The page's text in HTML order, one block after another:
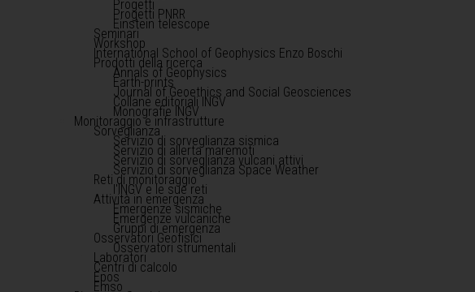
Progetti
Progetti PNRR
Einstein telescope
Seminari
Workshop
International School of Geophysics Enzo Boschi
Prodotti della ricerca
Annals of Geophysics
Earth-prints
Journal of Geoethics and Social Geosciences
Collane editoriali INGV
Monografie INGV
Monitoraggio e infrastrutture
Sorveglianza
Servizio di sorveglianza sismica
Servizio di allerta maremoti
Servizio di sorveglianza vulcani attivi
Servizio di sorveglianza Space Weather
Reti di monitoraggio
l'INGV e le sue reti
Attività in emergenza
Emergenze sismiche
Emergenze vulcaniche
Gruppi di emergenza
Osservatori Geofisici
Osservatori strumentali
Laboratori
Centri di calcolo
Epos
Emso